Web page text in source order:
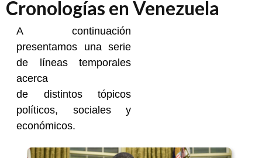
Cronologías en Venezuela
A continuación
presentamos una serie
de líneas temporales
acerca
de distintos tópicos
políticos, sociales y
económicos.